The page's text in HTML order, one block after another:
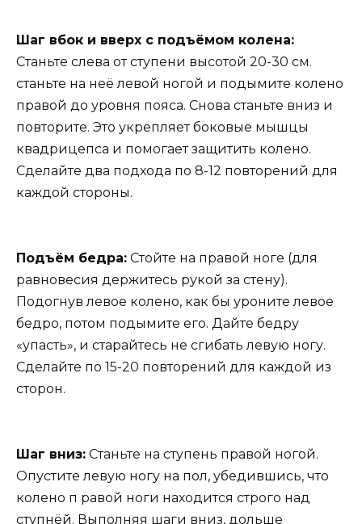
Шаг вбок и вверх с подъёмом колена:
Станьте слева от ступени высотой 20-30 см.
станьте на неё левой ногой и подымите колено
правой до уровня пояса. Снова станьте вниз и
повторите. Это укрепляет боковые мышцы
квадрицепса и помогает защитить колено.
Сделайте два подхода по 8-12 повторений для
каждой стороны.
Подъём бедра: Стойте на правой ноге (для
равновесия держитесь рукой за стену).
Подогнув левое колено, как бы уроните левое
бедро, потом подымите его. Дайте бедру
«упасть», и старайтесь не сгибать левую ногу.
Сделайте по 15-20 повторений для каждой из
сторон.
Шаг вниз: Станьте на ступень правой ногой.
Опустите левую ногу на пол, убедившись, что
колено п равой ноги находится строго над
ступнёй. Выполняя шаги вниз, дольше